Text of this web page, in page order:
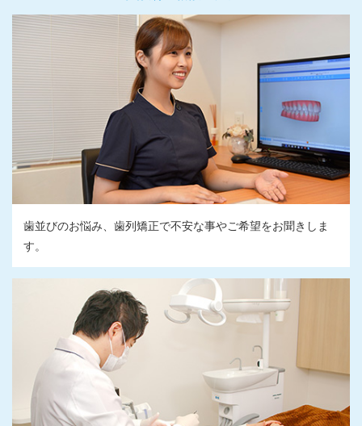
歯並びのお悩み、歯列矯正で不安な事やご希望をお聞きしま
す。